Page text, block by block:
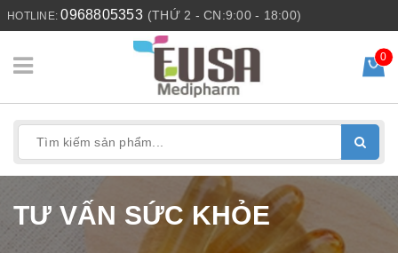
HOTLINE:0968805353 (THỨ 2 - CN:9:00 - 18:00)
0
TƯ VẤN SỨC KHỎE